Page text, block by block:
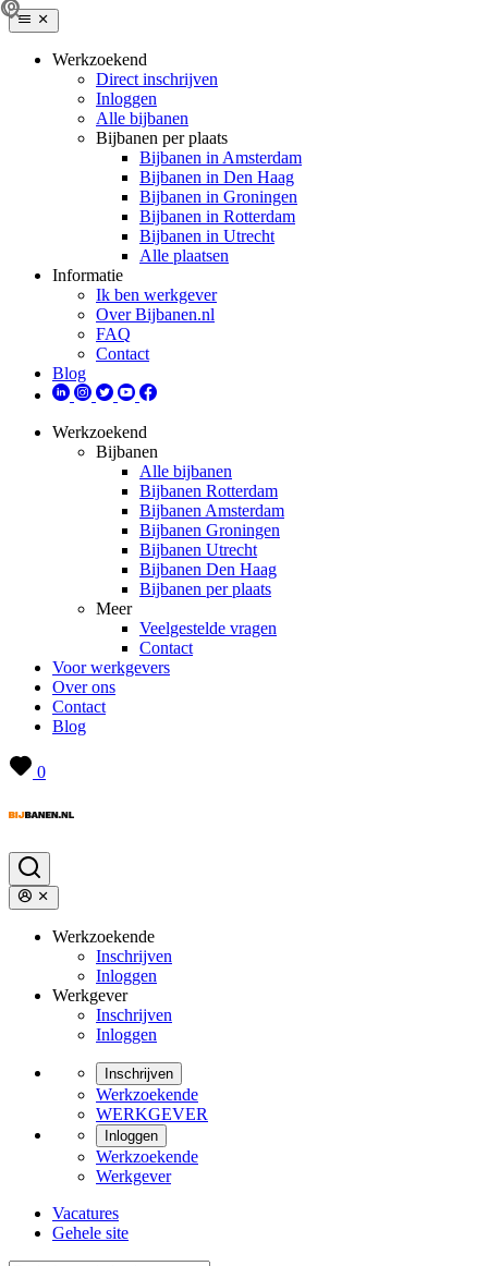
Werkzoekend
Direct inschrijven
Inloggen
Alle bijbanen
Bijbanen per plaats
Bijbanen in Amsterdam
Bijbanen in Den Haag
Bijbanen in Groningen
Bijbanen in Rotterdam
Bijbanen in Utrecht
Alle plaatsen
Informatie
Ik ben werkgever
Over Bijbanen.nl
FAQ
Contact
Blog
Werkzoekend
Bijbanen
Alle bijbanen
Bijbanen Rotterdam
Bijbanen Amsterdam
Bijbanen Groningen
Bijbanen Utrecht
Bijbanen Den Haag
Bijbanen per plaats
Meer
Veelgestelde vragen
Contact
Voor werkgevers
Over ons
Contact
Blog
0
Werkzoekende
Inschrijven
Inloggen
Werkgever
Inschrijven
Inloggen
Inschrijven
Werkzoekende
WERKGEVER
Inloggen
Werkzoekende
Werkgever
Vacatures
Gehele site